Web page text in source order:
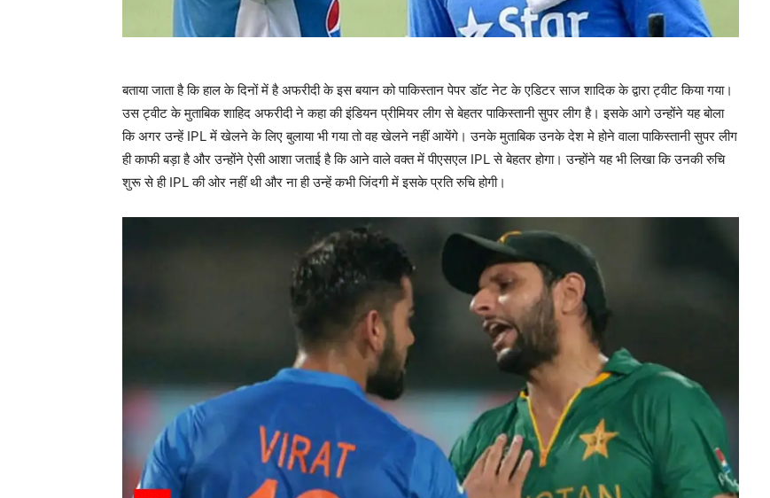
बताया जाता है कि हाल के दिनों में है अफरीदी के इस बयान को पाकिस्तान पेपर डॉट नेट के एडिटर साज शादिक के द्वारा ट्वीट किया गया।
उस ट्वीट के मुताबिक शाहिद अफरीदी ने कहा की इंडियन प्रीमियर लीग से बेहतर पाकिस्तानी सुपर लीग है। इसके आगे उन्होंने यह बोला
कि अगर उन्हें IPL में खेलने के लिए बुलाया भी गया तो वह खेलने नहीं आयेंगे। उनके मुताबिक उनके देश मे होने वाला पाकिस्तानी सुपर लीग
ही काफी बड़ा है और उन्होंने ऐसी आशा जताई है कि आने वाले वक्त में पीएसएल IPL से बेहतर होगा। उन्होंने यह भी लिखा कि उनकी रुचि
शुरू से ही IPL की ओर नहीं थी और ना ही उन्हें कभी जिंदगी में इसके प्रति रुचि होगी।